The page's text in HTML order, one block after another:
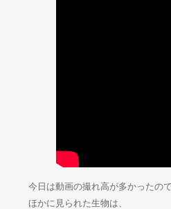
今日は動画の撮れ高が多かったの
ほかに見られた生物は、